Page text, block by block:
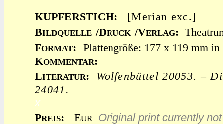
KUPFERSTICH:
[Merian exc.]
BILDQUELLE /DRUCK /VERLAG:
FORMAT:
Plattengröße: 177 x 119 mm
KOMMENTAR:
LITERATUR:
Wolfenbüttel 20053. –
24041.
x
PREIS: EUR
Original print currently